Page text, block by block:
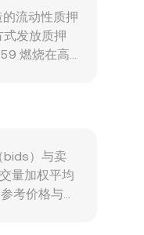
流动性质押
发放质押
燃烧在高
和审计进
ETH 池或中
bids）与卖
量加权平均
考价格与